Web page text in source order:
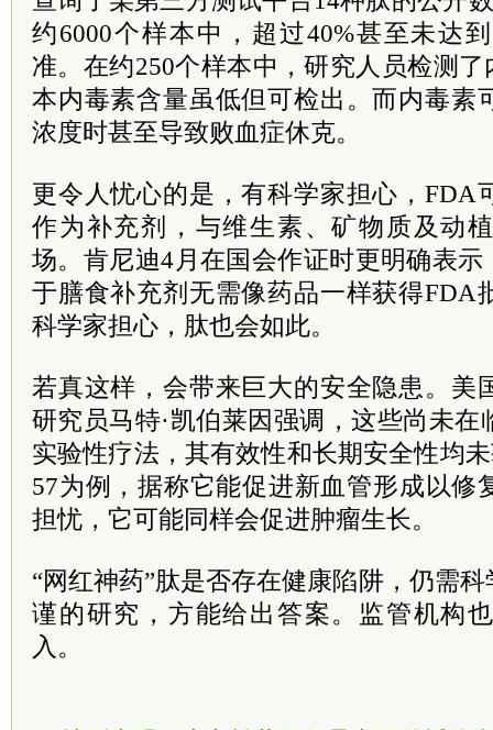
约6000个样本中，超过40%甚至未达
准。在约250个样本中，研究人员检测
本内毒素含量虽低但可检出。而内毒素
浓度时甚至导致败血症休克。
更令人忧心的是，有科学家担心，FDA
作为补充剂，与维生素、矿物质及动
场。肯尼迪4月在国会作证时更明确表示
于膳食补充剂无需像药品一样获得FDA
科学家担心，肽也会如此。
若真这样，会带来巨大的安全隐患。美
研究员马特·凯伯莱因强调，这些尚未
实验性疗法，其有效性和长期安全性均
57为例，据称它能促进新血管形成以修
担忧，它可能同样会促进肿瘤生长。
“网红神药”肽是否存在健康陷阱，仍需
谨的研究，方能给出答案。监管机构
入。